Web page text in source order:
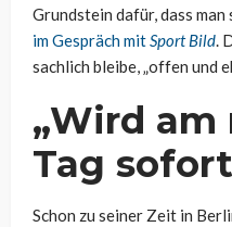
Grundstein dafür, dass man
im Gespräch mitSport Bild.
sachlich bleibe, „offen und
„Wird am
Tag
Schon zu seiner Zeit in